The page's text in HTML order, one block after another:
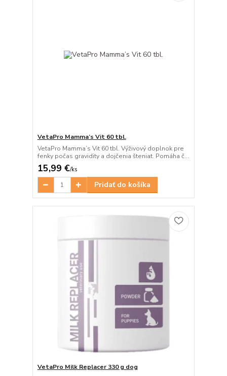
VetaPro Mamma’s Vit 60 tbl.
VetaPro Mamma’s Vit 60 tbl. Výživový doplnok pre
fenky počas gravidity a dojčenia šteniat. Pomáha č...
15,99 €/ks
Pridať do košíka
VetaPro Milk Replacer 330 g dog